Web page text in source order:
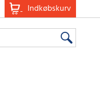
Indkøbskurv